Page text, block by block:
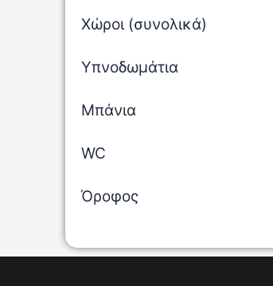
Χώροι (συνολικά)
Υπνοδωμάτια
Μπάνια
WC
Όροφος